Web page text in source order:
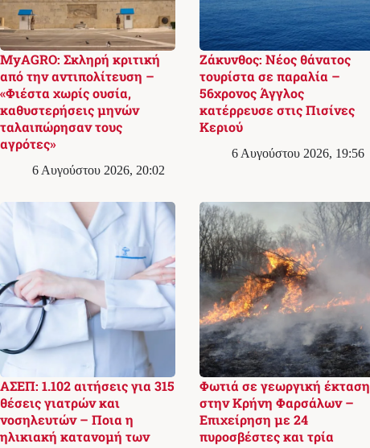
MyAGRO: Σκληρή κριτική
από την αντιπολίτευση –
«Φιέστα χωρίς ουσία,
καθυστερήσεις μηνών
ταλαιπώρησαν τους
αγρότες»
6 Αυγούστου 2026, 20:02
Ζάκυνθος: Νέος θάνατος
τουρίστα σε παραλία –
56χρονος Άγγλος
κατέρρευσε στις Πισίνες
Κεριού
6 Αυγούστου 2026, 19:56
ΑΣΕΠ: 1.102 αιτήσεις για 315
θέσεις γιατρών και
νοσηλευτών – Ποια η
ηλικιακή κατανομή των
Φωτιά σε γεωργική έκταση
στην Κρήνη Φαρσάλων –
Επιχείρηση με 24
πυροσβέστες και τρία